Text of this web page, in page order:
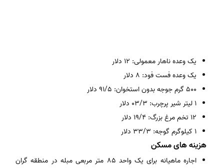
یک وعده ناهار معمولی: ۱۲ دلار
یک وعده فست فود: ۸ دلار
۵۰۰ گرم جوجه بدون استخوان: ۹۱/۵ دلار
۱ لیتر شیر پرچرب: ۰۳/۳ دلار
۱۲ تخم مرغ بزرگ: ۱۹/۴ دلار
۱ کیلوگرم گوجه: ۳۳/۳ دلار
هزینه های مسکن
اجاره ماهیانه برای یک واحد ۸۵ متر مربعی مبله در منطقه گران